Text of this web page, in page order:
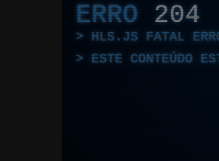
ERRO 204
HLS.JS FATAL
ESTE CONTEÚDO